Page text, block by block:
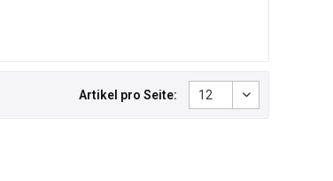
Artikel pro Seite: